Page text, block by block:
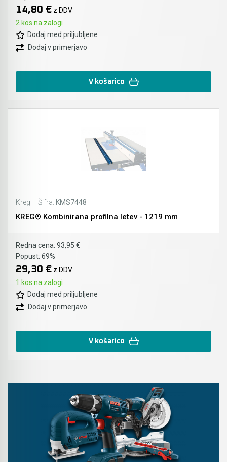
14,80 € z DDV
2 kos na zalogi
Dodaj med priljubljene
Dodaj v primerjavo
V košarico
Kreg Šifra: KMS7448
KREG® Kombinirana profilna letev - 1219 mm
Redna cena:93,95 €
Popust: 69%
29,30 € z DDV
1 kos na zalogi
Dodaj med priljubljene
Dodaj v primerjavo
V košarico
Akumulatorski vezalci in rezalniki armature &
navojnih palic
Akumulatorska mikrovalovna pečica
Akumulatorski čistilniki